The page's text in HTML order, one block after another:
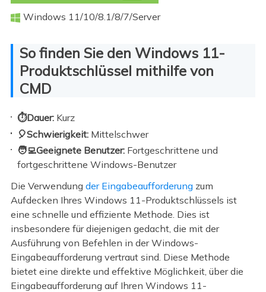
 Windows 11/10/8.1/8/7/Server
So finden Sie den Windows 11-
Produktschlüssel mithilfe von
CMD
⏱️Dauer: Kurz
🎈Schwierigkeit: Mittelschwer
🧑‍💻Geeignete Benutzer: Fortgeschrittene und
fortgeschrittene Windows-Benutzer
Die Verwendung der Eingabeaufforderungzum
Aufdecken Ihres Windows 11-Produktschlüssels ist
eine schnelle und effiziente Methode. Dies ist
insbesondere für diejenigen gedacht, die mit der
Ausführung von Befehlen in der Windows-
Eingabeaufforderung vertraut sind. Diese Methode
bietet eine direkte und effektive Möglichkeit, über die
Eingabeaufforderung auf Ihren Windows 11-